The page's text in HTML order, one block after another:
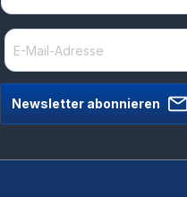
Newsletter abonnieren